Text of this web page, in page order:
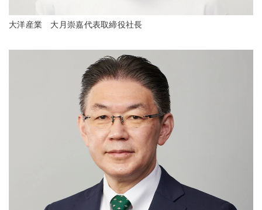
大洋産業 大月崇嘉代表取締役社長